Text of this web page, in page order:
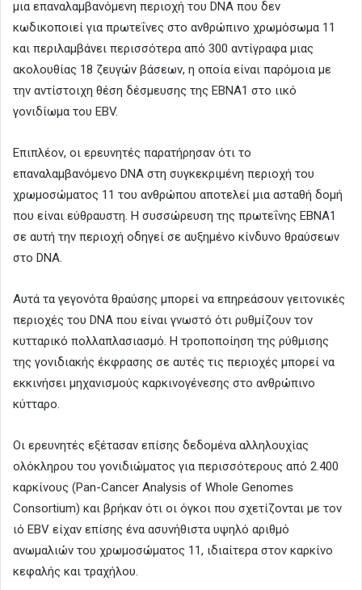
μια επαναλαμβανόμενη περιοχή του DNΑ που δεν
κωδικοποιεί για πρωτεΐνες στο ανθρώπινο χρωμόσωμα 11
και περιλαμβάνει περισσότερα από 300 αντίγραφα μιας
ακολουθίας 18 ζευγών βάσεων, η οποία είναι παρόμοια με
την αντίστοιχη θέση δέσμευσης της EBNA1 στο ιικό
γονιδίωμα του EBV.
Επιπλέον, οι ερευνητές παρατήρησαν ότι το
επαναλαμβανόμενο DNA στη συγκεκριμένη περιοχή του
χρωμοσώματος 11 του ανθρώπου αποτελεί μια ασταθή δομή
που είναι εύθραυστη. Η συσσώρευση της πρωτεΐνης EBNA1
σε αυτή την περιοχή οδηγεί σε αυξημένο κίνδυνο θραύσεων
στο DNA.
Αυτά τα γεγονότα θραύσης μπορεί να επηρεάσουν γειτονικές
περιοχές του DNA που είναι γνωστό ότι ρυθμίζουν τον
κυτταρικό πολλαπλασιασμό. Η τροποποίηση της ρύθμισης
της γονιδιακής έκφρασης σε αυτές τις περιοχές μπορεί να
εκκινήσει μηχανισμούς καρκινογένεσης στο ανθρώπινο
κύτταρο.
Οι ερευνητές εξέτασαν επίσης δεδομένα αλληλουχίας
ολόκληρου του γονιδιώματος για περισσότερους από 2.400
καρκίνους (Pan-Cancer Analysis of Whole Genomes
Consortium) και βρήκαν ότι οι όγκοι που σχετίζονται με τον
ιό EBV είχαν επίσης ένα ασυνήθιστα υψηλό αριθμό
ανωμαλιών του χρωμοσώματος 11, ιδιαίτερα στον καρκίνο
κεφαλής και τραχήλου.